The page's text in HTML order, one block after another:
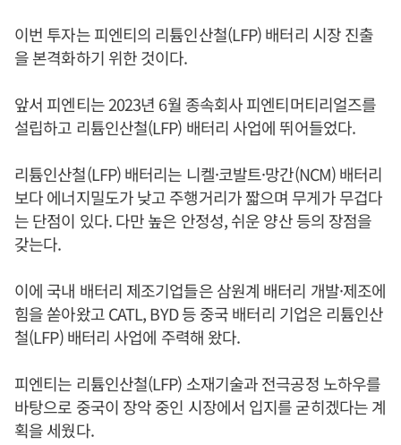
이번 투자는 피엔티의 리튬인산철(LFP) 배터리 시장 진출
을 본격화하기 위한 것이다.
앞서 피엔티는 2023년 6월 종속회사 피엔티머티리얼즈를
설립하고 리튬인산철(LFP) 배터리 사업에 뛰어들었다.
리튬인산철(LFP) 배터리는 니켈·코발트·망간(NCM) 배터리
보다 에너지밀도가 낮고 주행거리가 짧으며 무게가 무겁다
는 단점이 있다. 다만 높은 안정성, 쉬운 양산 등의 장점을
갖는다.
이에 국내 배터리 제조기업들은 삼원계 배터리 개발·제조에
힘을 쏟아왔고 CATL, BYD 등 중국 배터리 기업은 리튬인산
철(LFP) 배터리 사업에 주력해 왔다.
피엔티는 리튬인산철(LFP) 소재기술과 전극공정 노하우를
바탕으로 중국이 장악 중인 시장에서 입지를 굳히겠다는 계
획을 세웠다.